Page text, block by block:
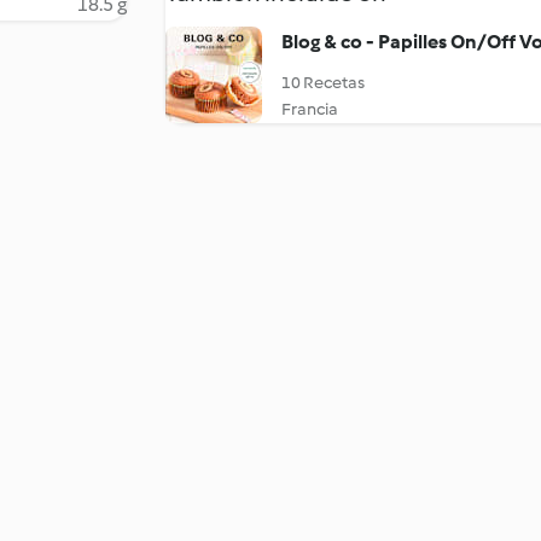
Blog & co - Papilles On/Off
10 Recetas
Francia